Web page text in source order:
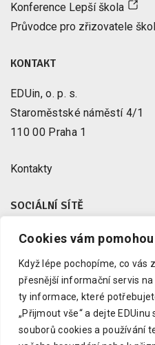
Cookies vám
Když lépe pochopíme, co vás
přesnější informační servis
ty informace, které
„Přijmout vše“ a dejte
souborů cookies a používání
Konference Lepší škola
Průvodce pro zřizovatele škol
KONTAKT
EDUin, o. p. s.
Staroměstské náměstí 4/1
110 00 Praha 1
Kontakty
SOCIÁLNÍ SÍTĚ
Facebook
Instagram
Youtube
LinkedIn